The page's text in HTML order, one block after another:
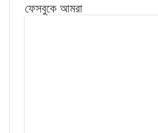
ফেসবুকে আমরা